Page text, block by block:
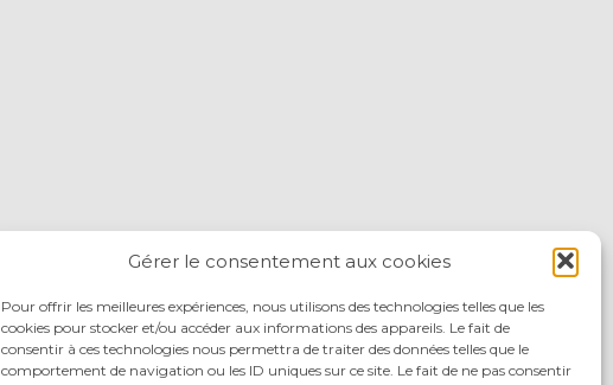
Gérer le consentement aux cookies
Pour offrir les meilleures expériences, nous utilisons des technologies telles que les
cookies pour stocker et/ou accéder aux informations des appareils. Le fait de
consentir à ces technologies nous permettra de traiter des données telles que le
comportement de navigation ou les ID uniques sur ce site. Le fait de ne pas consentir